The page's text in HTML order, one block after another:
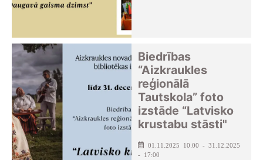
Biedrības
“Aizkraukles
reģionālā
Tautskola” foto
izstāde “Latvisko
krustabu stāsti"
01.11.2025 10:00 - 31.12.2025
- 17:00